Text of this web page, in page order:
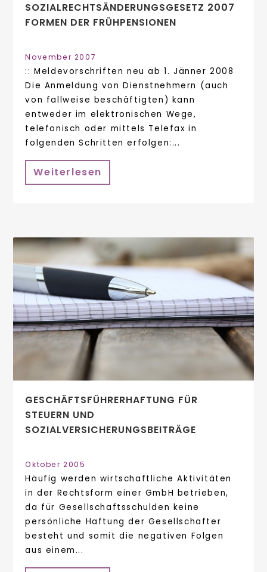
SOZIALRECHTSÄNDERUNGSGESETZ 2007
FORMEN DER FRÜHPENSIONEN
November 2007
:: Meldevorschriften neu ab 1. Jänner 2008
Die Anmeldung von Dienstnehmern (auch
von fallweise beschäftigten) kann
entweder im elektronischen Wege,
telefonisch oder mittels Telefax in
folgenden Schritten erfolgen:...
Weiterlesen
GESCHÄFTSFÜHRERHAFTUNG FÜR
STEUERN UND
SOZIALVERSICHERUNGSBEITRÄGE
Oktober 2005
Häufig werden wirtschaftliche Aktivitäten
in der Rechtsform einer GmbH betrieben,
da für Gesellschaftsschulden keine
persönliche Haftung der Gesellschafter
besteht und somit die negativen Folgen
aus einem...